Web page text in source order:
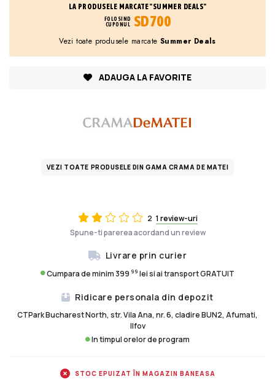
2 1 review-uri
Spune-ti parerea acordand un review
Livrare prin curier
Cumpara de minim 399 99 lei si ai transport GRATUIT
Ridicare personala din depozit
CTPark Bucharest North, str. Vila Ana, nr. 6, cladire BUN2, Afumati,
Ilfov
In timpul orelor de program
STOC EPUIZAT ÎN MAGAZIN BANEASA
LA PRODUSELE MARCATE "SUMMER DEALS"
FOLOSIND
CUPONUL
SD700
Vezi toate produsele marcate Summer Deals
ADAUGA LA FAVORITE
VEZI TOATE PRODUSELE DIN GAMA CRAMA DE MATEI